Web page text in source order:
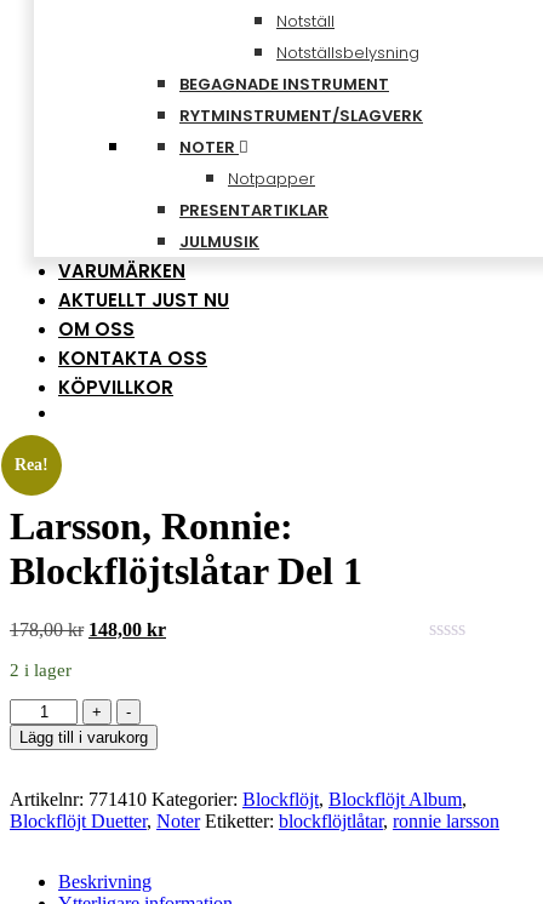
Notställ
Notställsbelysning
BEGAGNADE INSTRUMENT
RYTMINSTRUMENT/SLAGVERK
NOTER
Notpapper
PRESENTARTIKLAR
JULMUSIK
VARUMÄRKEN
AKTUELLT JUST NU
OM OSS
KONTAKTA OSS
KÖPVILLKOR
Rea!
Larsson, Ronnie:
Blockflöjtslåtar Del 1
178,00kr Det
var:
178,00 kr.
148,00 krDet
2 i lager
+
Antal
-
Lägg till i varukorg
Artikelnr: 771410 Kategorier: Blockflöjt, Blockflöjt Album,
Blockflöjt Duetter, Noter Etiketter: blockflöjtlåtar, ronnie larsson
Beskrivning